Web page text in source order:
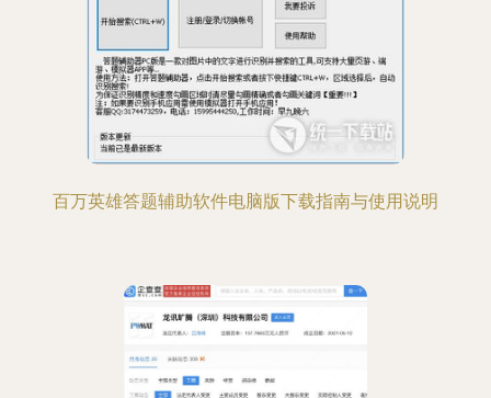
百万英雄答题辅助软件电脑版下载指南与使用说明